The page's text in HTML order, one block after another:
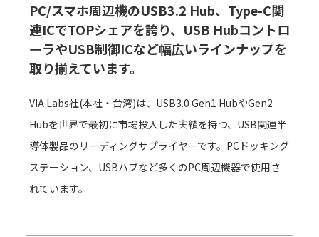
PC/スマホ周辺機のUSB3.2 Hub、Type-C関
連ICでTOPシェアを誇り、USB Hubコントロ
ーラやUSB制御ICなど幅広いラインナップを
取り揃えています。
VIA Labs社(本社・台湾)は、USB3.0 Gen1 HubやGen2
Hubを世界で最初に市場投入した実績を持つ、USB関連半
導体製品のリーディングサプライヤーです。PCドッキング
ステーション、USBハブなど多くのPC周辺機器で使用さ
れています。